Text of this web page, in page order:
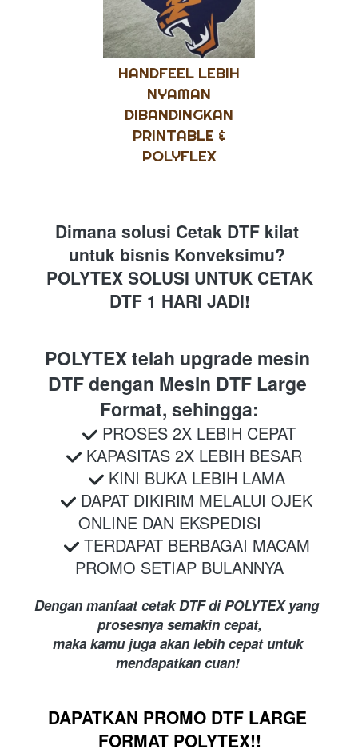
HANDFEEL LEBIH
NYAMAN
DIBANDINGKAN
PRINTABLE &
POLYFLEX
Dimana solusi Cetak DTF kilat
untuk bisnis Konveksimu?
DTF 1 HARI JADI!
POLYTEX telah upgrade mesin
DTF dengan Mesin DTF Large
Format, sehingga:
PROSES 2X LEBIH CEPAT
KAPASITAS 2X LEBIH BESAR
KINI BUKA LEBIH LAMA
DAPAT DIKIRIM MELALUI OJEK
ONLINE DAN EKSPEDISI
TERDAPAT BERBAGAI MACAM
PROMO SETIAP BULANNYA
Dengan manfaat cetak DTF di POLYTEX yang
prosesnya semakin cepat,
maka kamu juga akan lebih cepat untuk
mendapatkan cuan!
DAPATKAN PROMO DTF LARGE
FORMAT POLYTEX!!